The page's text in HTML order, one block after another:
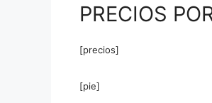
PRECIOS
[precios]
[pie]